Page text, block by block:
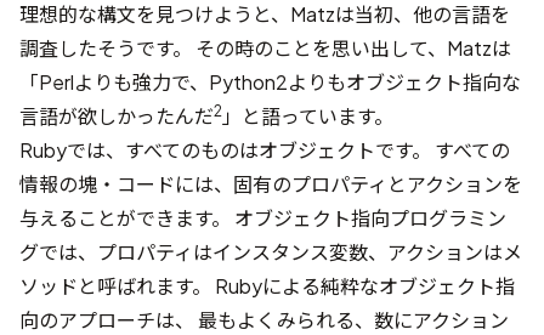
理想的な構文を見つけようと、Matzは当初、他の言語を
調査したそうです。 その時のことを思い出して、Matzは
「Perlよりも強力で、Python2よりもオブジェクト指向な
言語が欲しかったんだ2 」と語っています。
Rubyでは、すべてのものはオブジェクトです。 すべての
情報の塊・コードには、固有のプロパティとアクションを
与えることができます。 オブジェクト指向プログラミン
グでは、プロパティはインスタンス変数、アクションはメ
ソッドと呼ばれます。 Rubyによる純粋なオブジェクト指
向のアプローチは、 最もよくみられる、数にアクション